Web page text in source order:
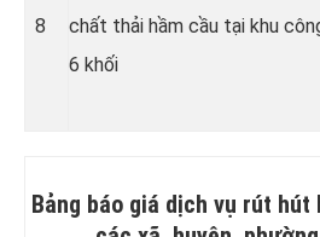
8
chất thải hầm cầu tại khu
6 khối
Bảng báo giá dịch vụ rút